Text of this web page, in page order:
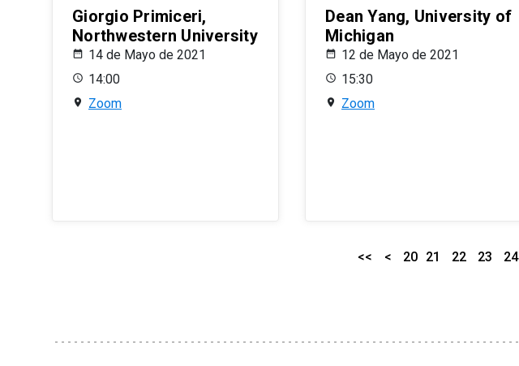
Giorgio Primiceri,
Northwestern University
14 de Mayo de 2021
14:00
Zoom
Dean Yang, University of
Michigan
12 de Mayo de 2021
15:30
Zoom
<< < 20 21 22 23 24